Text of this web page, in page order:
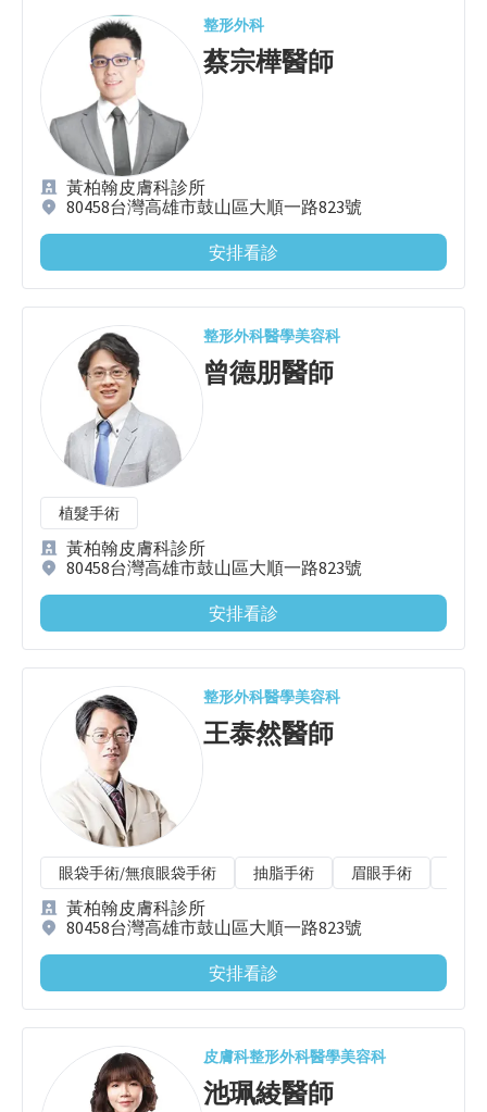
整形外科
蔡宗樺醫師
黃柏翰皮膚科診所
80458台灣高雄市鼓山區大順一路823號
安排看診
整形外科醫學美容科
曾德朋醫師
植髮手術
黃柏翰皮膚科診所
80458台灣高雄市鼓山區大順一路823號
安排看診
整形外科醫學美容科
王泰然醫師
眼袋手術/無痕眼袋手術 抽脂手術 眉眼手術
黃柏翰皮膚科診所
80458台灣高雄市鼓山區大順一路823號
安排看診
皮膚科整形外科醫學美容科
池珮綾醫師